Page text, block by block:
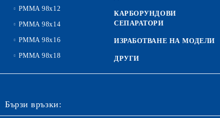
PMMA 98x12
PMMA 98x14
PMMA 98x16
PMMA 98x18
КАРБОРУНДОВИ
СЕПАРАТОРИ
ИЗРАБОТВАНЕ НА МОДЕЛИ
ДРУГИ
Бързи връзки: